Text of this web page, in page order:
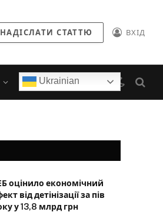
НАДІСЛАТИ СТАТТЮ ВХІД
Ukrainian
оцінило економічний
від детінізації за пів
у 13,8 млрд грн